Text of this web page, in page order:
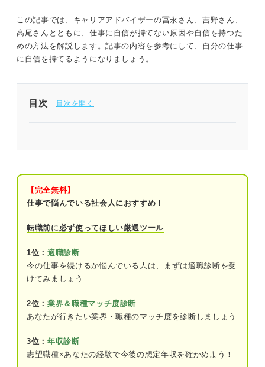
の悩みの種をQ&Aでチェック
※AIの特性上、間違いが含まれている場合があります。記事本文
と併せてご確認ください。
この記事では、キャリアアドバイザーの冨永さん、吉野さん、
高尾さんとともに、仕事に自信が持てない原因や自信を持つた
めの方法を解説します。記事の内容を参考にして、自分の仕事
に自信を持てるようになりましょう。
目次
自分に厳し過ぎる？ 仕事で自信が持てないのは真
面目さの裏返し
背景
心理③成果を出せないのは自分の能力が低
心理④自分の仕事ぶりが悪いせいで周囲に
【完全無料】
仕事で悩んでいる社会人におすすめ！
転職前に必ず使ってほしい厳選ツール
1位： 適職診断
今の仕事を続けるか悩んでいる人は、まずは適職診断を受
けてみましょう
2位： 業界＆職種マッチ度診断
あなたが行きたい業界・職種のマッチ度を診断しましょう
3位： 年収診断
志望職種×あなたの経験で今後の想定年収を確かめよう！